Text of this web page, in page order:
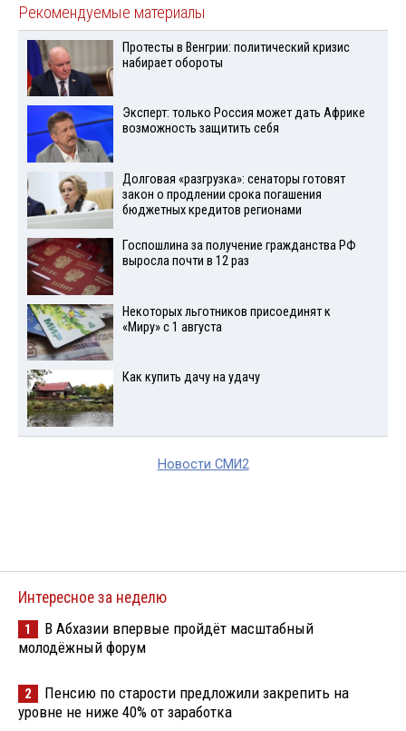
Рекомендуемые материалы
Протесты в Венгрии: политический кризис
набирает обороты
Эксперт: только Россия может дать Африке
возможность защитить себя
Долговая «разгрузка»: сенаторы готовят
закон о продлении срока погашения
бюджетных кредитов регионами
Госпошлина за получение гражданства РФ
выросла почти в 12 раз
Некоторых льготников присоединят к
«Миру» с 1 августа
Как купить дачу на удачу
Новости СМИ2
Интересное за неделю
1
В Абхазии впервые пройдёт масштабный
молодёжный форум
2
Пенсию по старости предложили закрепить на
уровне не ниже 40% от заработка